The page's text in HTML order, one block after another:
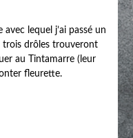
lequel j’ai passé un
trois drôles trouveront
au Tintamarre (leur
fleurette.